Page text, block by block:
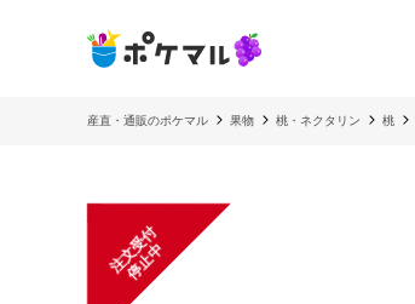
産直・通販のポケマル 果物 桃・ネクタリン 桃
注
文
受
付
停
止
中